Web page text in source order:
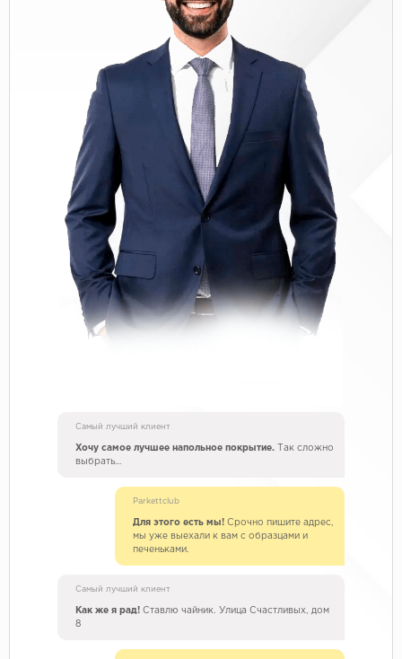
Самый лучший клиент
Хочу самое лучшее напольное покрытие. Так сложно
выбрать…
Parkettclub
Для этого есть мы! Срочно пишите адрес,
мы уже выехали к вам с образцами и
печеньками.
Самый лучший клиент
Как же я рад! Ставлю чайник. Улица Счастливых, дом
8